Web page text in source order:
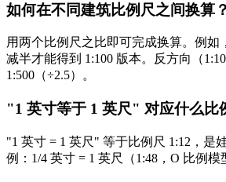
如何在不同建筑比例尺之间换算？
用两个比例尺之比即可完成换算。例如
减半才能得到 1:100 版本。反方向（
1:500（÷2.5）。
"1 英寸等于 1 英尺" 对应什么比
"1 英寸 = 1 英尺" 等于比例尺 1:12，是
例：1/4 英寸 = 1 英尺（1:48，O 比例